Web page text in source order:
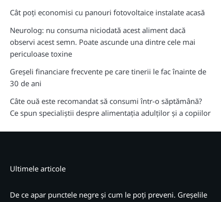
Cât poți economisi cu panouri fotovoltaice instalate acasă
Neurolog: nu consuma niciodată acest aliment dacă
observi acest semn. Poate ascunde una dintre cele mai
periculoase toxine
Greșeli financiare frecvente pe care tinerii le fac înainte de
30 de ani
Câte ouă este recomandat să consumi într-o săptămână?
Ce spun specialiștii despre alimentația adulților și a copiilor
Ultimele articole
De ce apar punctele negre și cum le poți preveni. Greșelile